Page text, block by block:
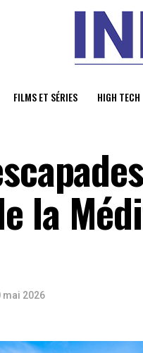
FILMS ET SÉRIES HIGH TECH
la
mai 2026